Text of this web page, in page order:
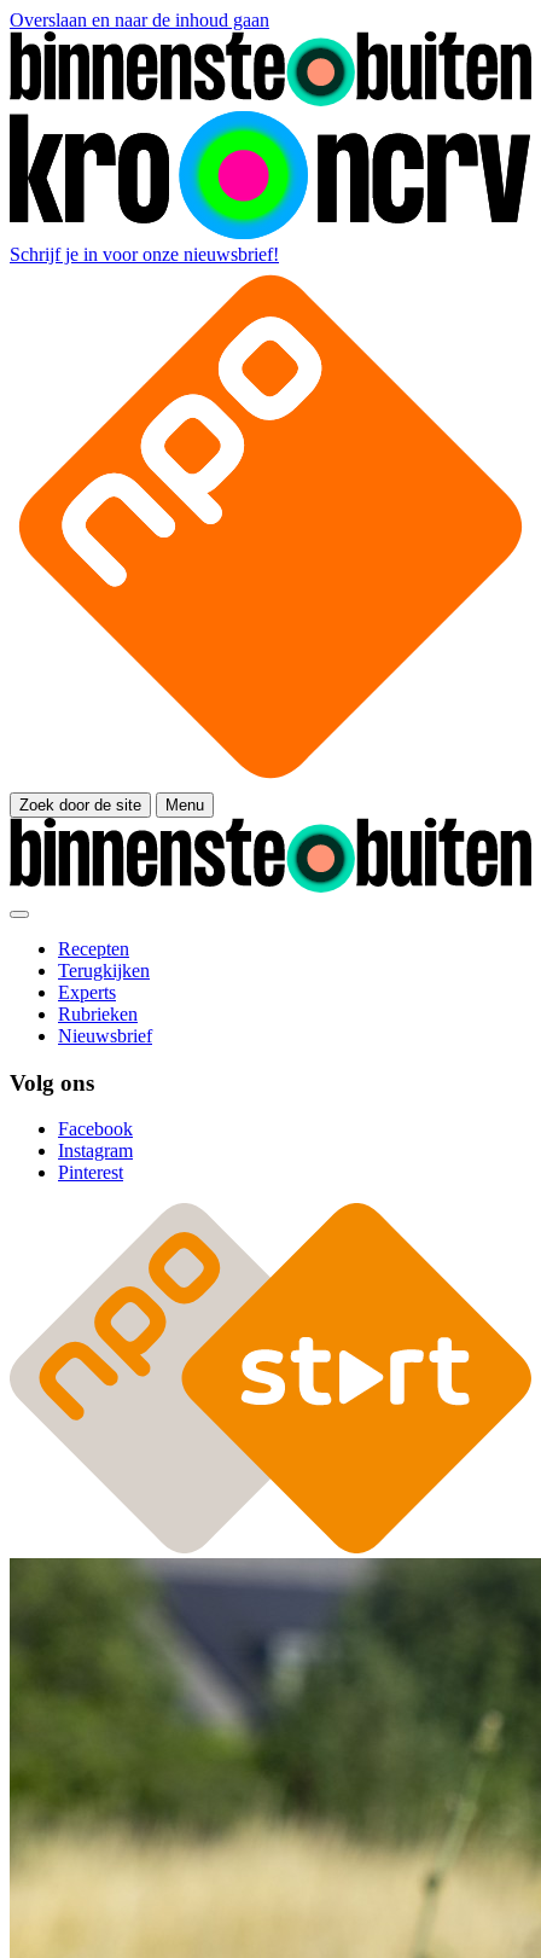
Overslaan en naar de inhoud gaan
Schrijf je in voor onze nieuwsbrief!
Zoek door de site Menu
Recepten
Terugkijken
Experts
Rubrieken
Nieuwsbrief
Volg ons
Facebook
Instagram
Pinterest